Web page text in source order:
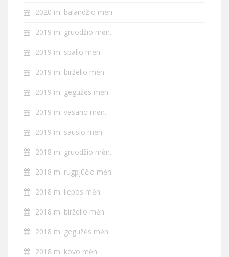
2020 m. balandžio mėn.
2019 m. gruodžio mėn.
2019 m. spalio mėn.
2019 m. birželio mėn.
2019 m. gegužės mėn.
2019 m. vasario mėn.
2019 m. sausio mėn.
2018 m. gruodžio mėn.
2018 m. rugpjūčio mėn.
2018 m. liepos mėn.
2018 m. birželio mėn.
2018 m. gegužės mėn.
2018 m. kovo mėn.